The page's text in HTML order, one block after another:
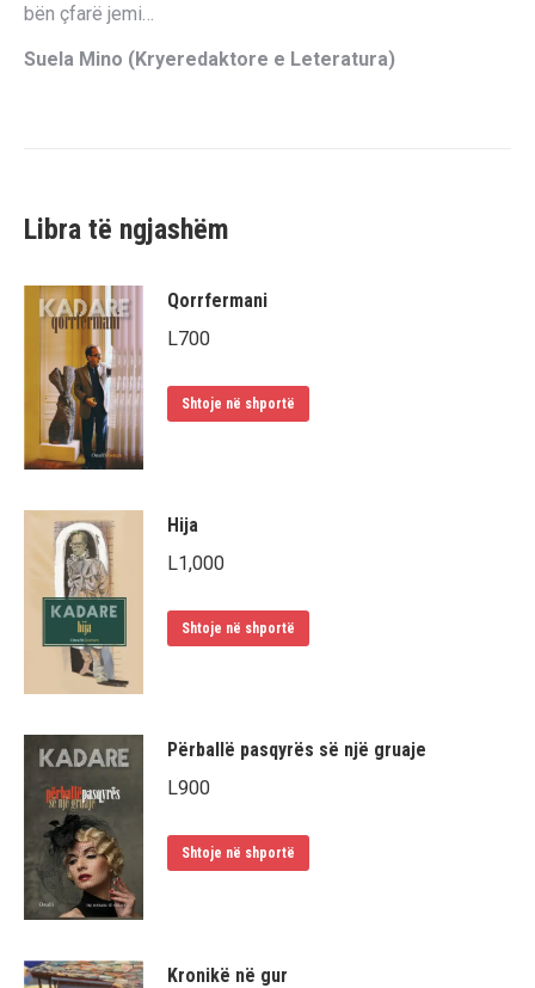
bën çfarë jemi…
Suela Mino (Kryeredaktore e Leteratura)
Libra të ngjashëm
Qorrfermani
L700
Shtoje në shportë
Hija
L1,000
Shtoje në shportë
Përballë pasqyrës së një gruaje
L900
Shtoje në shportë
Kronikë në gur